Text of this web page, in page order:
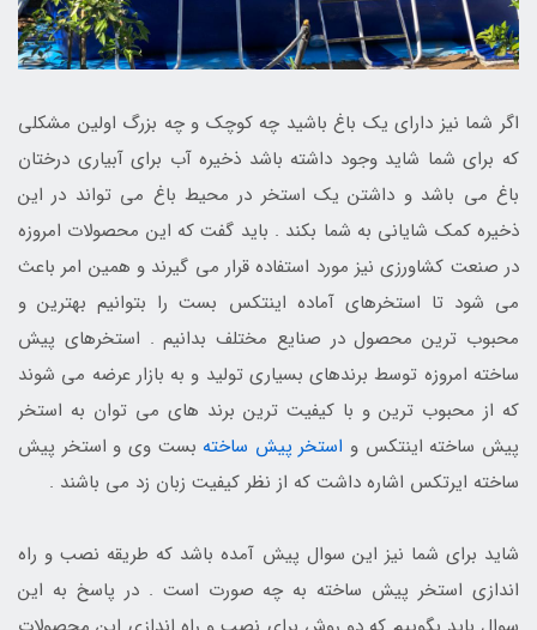
اگر شما نیز دارای یک باغ باشید چه کوچک و چه بزرگ اولین مشکلی
که برای شما شاید وجود داشته باشد ذخیره آب برای آبیاری درختان
باغ می باشد و داشتن یک استخر در محیط باغ می تواند در این
ذخیره کمک شایانی به شما بکند . باید گفت که این محصولات امروزه
در صنعت کشاورزی نیز مورد استفاده قرار می گیرند و همین امر باعث
می شود تا استخرهای آماده اینتکس بست را بتوانیم بهترین و
محبوب ترین محصول در صنایع مختلف بدانیم . استخرهای پیش
ساخته امروزه توسط برندهای بسیاری تولید و به بازار عرضه می شوند
که از محبوب ترین و با کیفیت ترین برند های می توان به استخر
پیش ساخته اینتکس و استخر پیش ساختهبست وی و استخر پیش
ساخته ایرتکس اشاره داشت که از نظر کیفیت زبان زد می باشند .
شاید برای شما نیز این سوال پیش آمده باشد که طریقه نصب و راه
اندازی استخر پیش ساخته به چه صورت است . در پاسخ به این